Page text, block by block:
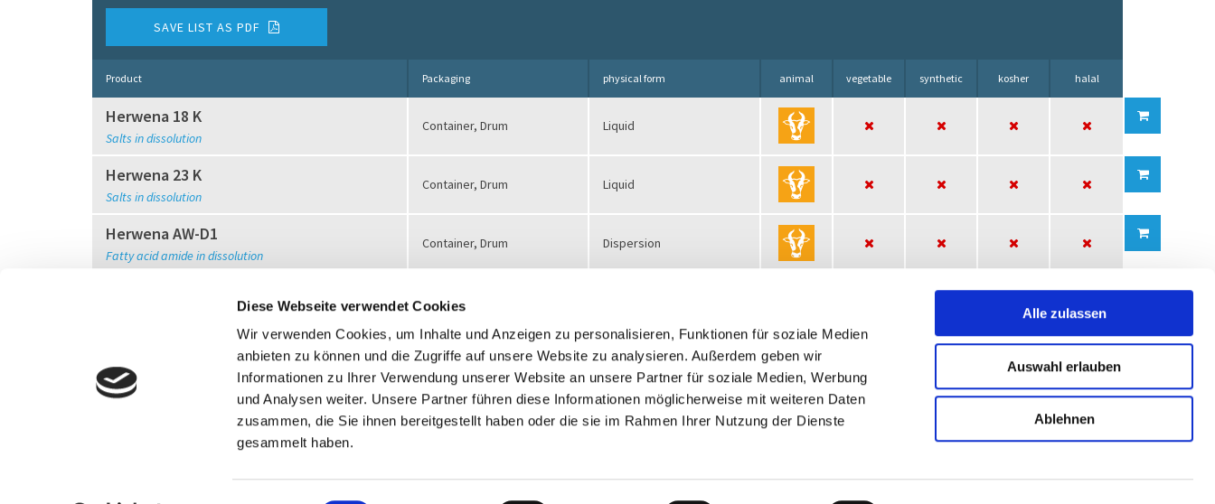
Diese Webseite verwendet Cookies
Wir verwenden Cookies, um Inhalte und Anzeigen zu personalisieren, Funktionen für soziale Medien
anbieten zu können und die Zugriffe auf unsere Website zu analysieren. Außerdem geben wir
Informationen zu Ihrer Verwendung unserer Website an unsere Partner für soziale Medien, Werbung
und Analysen weiter. Unsere Partner führen diese Informationen möglicherweise mit weiteren Daten
zusammen, die Sie ihnen bereitgestellt haben oder die sie im Rahmen Ihrer Nutzung der Dienste
gesammelt haben.
Alle zulassen
Auswahl erlauben
Ablehnen
SAVE LIST AS PDF
Product Packaging physical form animal vegetable synthetic kosher halal
Herwena 18 K
Salts in dissolution
Container, Drum Liquid
Herwena 23 K
Salts in dissolution
Container, Drum Liquid
Herwena AW-D1
Fatty acid amide in dissolution
Container, Drum Dispersion
Container
Fatty acid in dissolution
Container Liquid
SAVE LIST AS PDF